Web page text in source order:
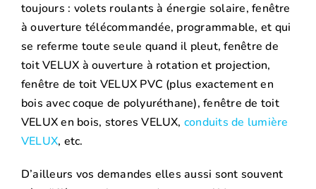
toujours : volets roulants à énergie solaire, fenêtre
à ouverture télécommandée, programmable, et qui
se referme toute seule quand il pleut, fenêtre de
toit VELUX à ouverture à rotation et projection,
fenêtre de toit VELUX PVC (plus exactement en
bois avec coque de polyuréthane), fenêtre de toit
VELUX en bois, stores VELUX, conduits de lumière
VELUX, etc.
D’ailleurs vos demandes elles aussi sont souvent